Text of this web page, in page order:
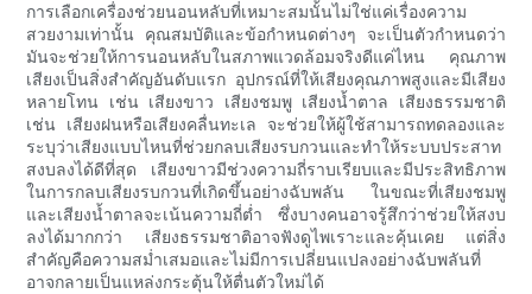
การเลือกเครื่องช่วยนอนหลับที่เหมาะสมนั้นไม่ใช่แค่เรื่องความ
สวยงามเท่านั้น คุณสมบัติและข้อกำหนดต่างๆ จะเป็นตัวกำหนดว่า
มันจะช่วยให้การนอนหลับในสภาพแวดล้อมจริงดีแค่ไหน คุณภาพ
เสียงเป็นสิ่งสำคัญอันดับแรก อุปกรณ์ที่ให้เสียงคุณภาพสูงและมีเสียง
หลายโทน เช่น เสียงขาว เสียงชมพู เสียงน้ำตาล เสียงธรรมชาติ
เช่น เสียงฝนหรือเสียงคลื่นทะเล จะช่วยให้ผู้ใช้สามารถทดลองและ
ระบุว่าเสียงแบบไหนที่ช่วยกลบเสียงรบกวนและทำให้ระบบประสาท
สงบลงได้ดีที่สุด เสียงขาวมีช่วงความถี่ราบเรียบและมีประสิทธิภาพ
ในการกลบเสียงรบกวนที่เกิดขึ้นอย่างฉับพลัน ในขณะที่เสียงชมพู
และเสียงน้ำตาลจะเน้นความถี่ต่ำ ซึ่งบางคนอาจรู้สึกว่าช่วยให้สงบ
ลงได้มากกว่า เสียงธรรมชาติอาจฟังดูไพเราะและคุ้นเคย แต่สิ่ง
สำคัญคือความสม่ำเสมอและไม่มีการเปลี่ยนแปลงอย่างฉับพลันที่
อาจกลายเป็นแหล่งกระตุ้นให้ตื่นตัวใหม่ได้